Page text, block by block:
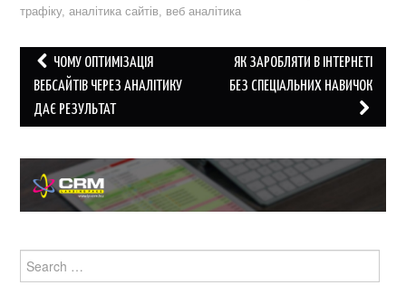
трафіку,аналітика сайтів, веб аналітика
Post
navigation
ЧОМУ ОПТИМІЗАЦІЯ
ВЕБСАЙТІВ ЧЕРЕЗ АНАЛІТИКУ
ДАЄ РЕЗУЛЬТАТ
ЯК ЗАРОБЛЯТИ В ІНТЕРНЕТІ
БЕЗ СПЕЦІАЛЬНИХ НАВИЧОК
for: